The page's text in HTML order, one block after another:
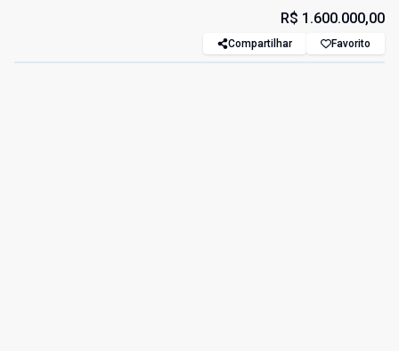
R$ 1.600.000,00
Compartilhar Favorito